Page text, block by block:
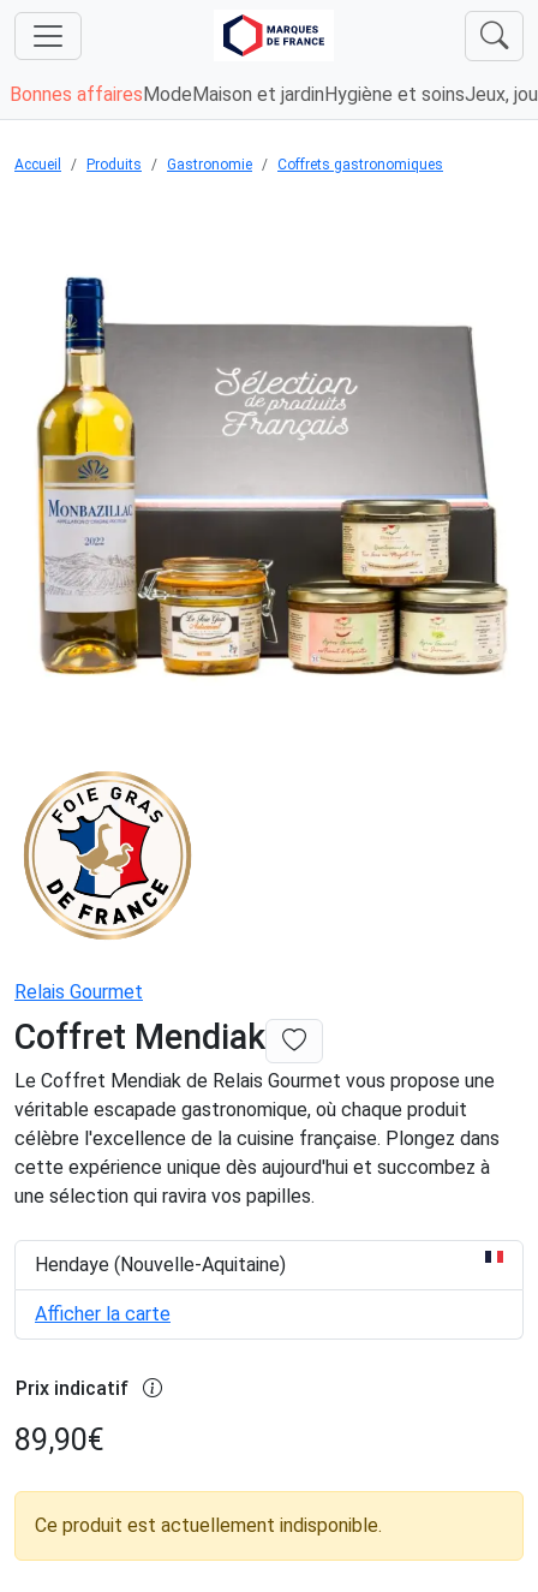
Bonnes affaires Mode Maison et jardin Hygiène et soinsJeux,
Accueil Produits Gastronomie Coffrets gastronomiques
Relais Gourmet
Coffret Mendiak
Le Coffret Mendiak de Relais Gourmet vous propose une
véritable escapade gastronomique, où chaque produit
célèbre l'excellence de la cuisine française. Plongez dans
cette expérience unique dès aujourd'hui et succombez à
une sélection qui ravira vos papilles.
Hendaye (Nouvelle-Aquitaine)
Afficher la carte
Prix indicatif
89,90€
Ce produit est actuellement indisponible.